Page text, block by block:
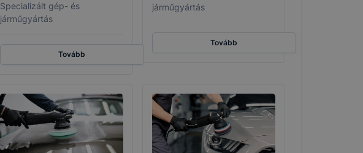
Specializált gép- és
járműgyártás
Tovább
járműgyártás
Tovább